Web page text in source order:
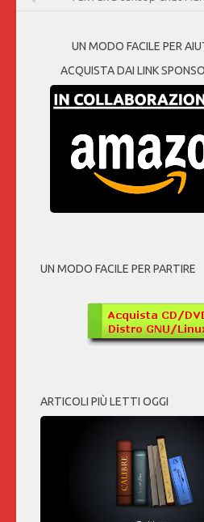
UN MODO FACILE PER
ACQUISTA DAI LINK
UN MODO FACILE PER PARTIRE
ARTICOLI PIÙ LETTI OGGI